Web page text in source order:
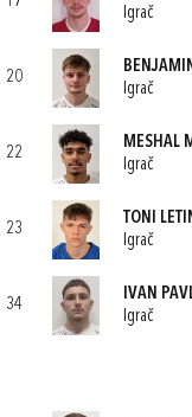
Igrač
20
Igrač
22
MESHAL
Igrač
23
TONI
Igrač
34
IVAN
Igrač